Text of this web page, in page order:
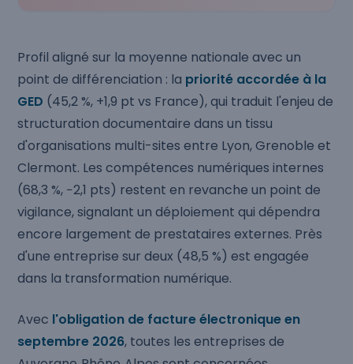
Profil aligné sur la moyenne nationale avec un
point de différenciation : la priorité accordée à la
GED (45,2 %, +1,9 pt vs France), qui traduit l'enjeu de
structuration documentaire dans un tissu
d'organisations multi-sites entre Lyon, Grenoble et
Clermont. Les compétences numériques internes
(68,3 %, −2,1 pts) restent en revanche un point de
vigilance, signalant un déploiement qui dépendra
encore largement de prestataires externes. Près
d'une entreprise sur deux (48,5 %) est engagée
dans la transformation numérique.
Avec l'obligation de facture électronique en
septembre 2026, toutes les entreprises de